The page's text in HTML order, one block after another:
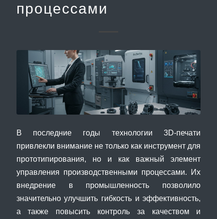
процессами
В последние годы технологии 3D-печати
привлекли внимание не только как инструмент для
прототипирования, но и как важный элемент
управления производственными процессами. Их
внедрение в промышленность позволило
значительно улучшить гибкость и эффективность,
а также повысить контроль за качеством и